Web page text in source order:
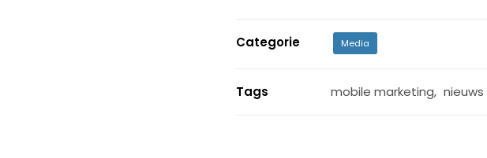
Categorie Media
Tags mobile marketing, nieuws